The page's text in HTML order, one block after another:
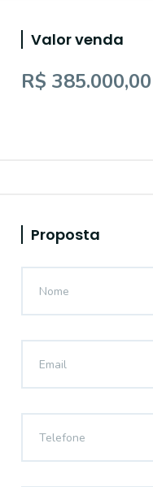
Valor venda
R$ 385.000,00
Proposta